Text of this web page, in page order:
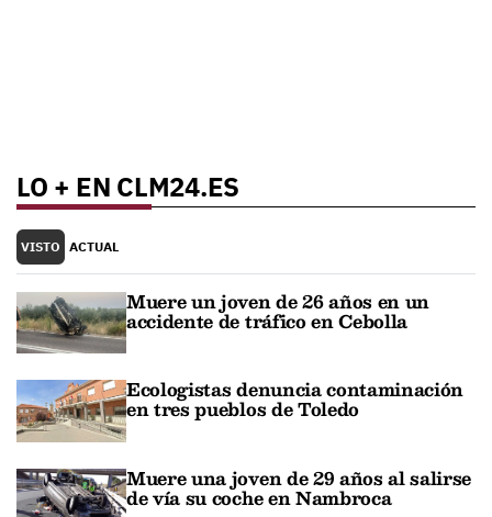
LO + EN CLM24.ES
VISTO ACTUAL
Muere un joven de 26 años en un
accidente de tráfico en Cebolla
Ecologistas denuncia contaminación
en tres pueblos de Toledo
Muere una joven de 29 años al salirse
de vía su coche en Nambroca